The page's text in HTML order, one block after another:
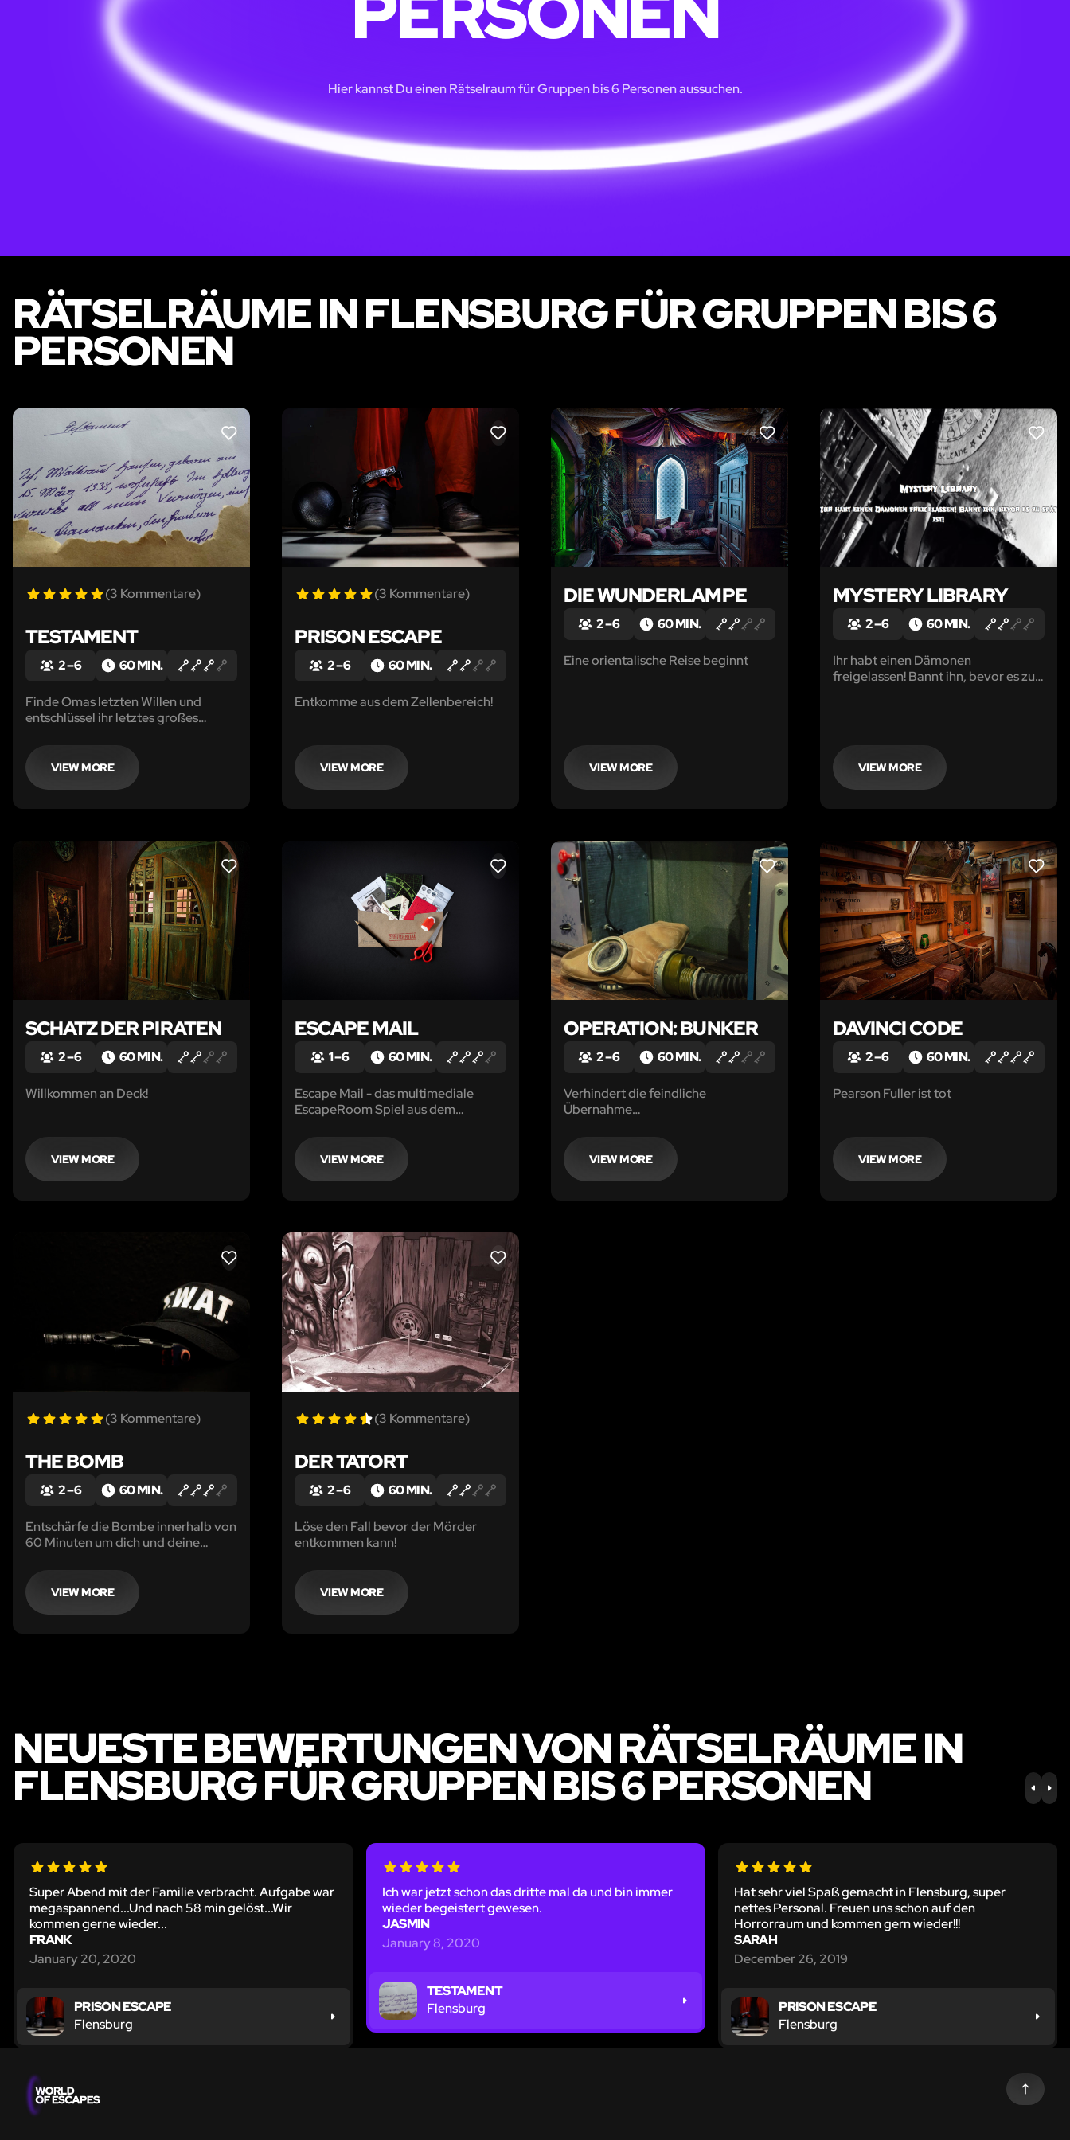
Hier kannst Du einen Rätselraum für Gruppen bis 6 Personen aussuchen.
RÄTSELRÄUME IN FLENSBURG FÜR GRUPPEN BIS 6
PERSONEN
LIKE
(3 Kommentare)
TESTAMENT
2 – 6 60 MIN.
Finde Omas letzten Willen und
entschlüssel ihr letztes großes
VIEW MORE
LIKE
(3 Kommentare)
PRISON ESCAPE
2 – 6 60 MIN.
Entkomme aus dem Zellenbereich!
VIEW MORE
LIKE
DIE WUNDERLAMPE
2 – 6 60 MIN.
Eine orientalische Reise beginnt
VIEW MORE
LIKE
MYSTERY LIBRARY
2 – 6 60 MIN.
Ihr habt einen Dämonen
freigelassen! Bannt ihn, bevor es zu
VIEW MORE
LIKE
SCHATZ DER PIRATEN
2 – 6 60 MIN.
Willkommen an Deck!
VIEW MORE
LIKE
ESCAPE MAIL
1 – 6 60 MIN.
Escape Mail - das multimediale
EscapeRoom Spiel aus dem
dir/euch nach Hause!
VIEW MORE
LIKE
OPERATION: BUNKER
2 – 6 60 MIN.
Verhindert die feindliche
Übernahme…
VIEW MORE
LIKE
DAVINCI CODE
2 – 6 60 MIN.
Pearson Fuller ist tot
VIEW MORE
LIKE
(3 Kommentare)
THE BOMB
2 – 6 60 MIN.
Entschärfe die Bombe innerhalb von
60 Minuten um dich und deine
VIEW MORE
LIKE
(3 Kommentare)
DER TATORT
2 – 6 60 MIN.
Löse den Fall bevor der Mörder
entkommen kann!
VIEW MORE
NEUESTE BEWERTUNGEN VON RÄTSELRÄUME IN
FLENSBURG FÜR GRUPPEN BIS 6 PERSONEN PREV
Super Abend mit der Familie verbracht. Aufgabe war
megaspannend...Und nach 58 min gelöst...Wir
kommen gerne wieder...
FRANK
January 20, 2020
PRISON ESCAPE
Flensburg
Ich war jetzt schon das dritte mal da und bin immer
wieder begeistert gewesen.
JASMIN
January 8, 2020
TESTAMENT
Flensburg
Hat sehr viel Spaß gemacht in Flensburg, super
nettes Personal. Freuen uns schon auf den
Horrorraum und kommen gern wieder!!!
SARAH
December 26, 2019
PRISON ESCAPE
Flensburg